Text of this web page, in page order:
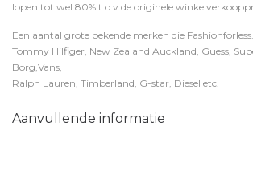
lopen tot wel 80% t.o.v de originele
Een aantal grote bekende merken die
Tommy Hilfiger, New Zealand Auckland, Guess,
Borg,Vans,
Ralph Lauren, Timberland, G-star, Diesel etc.
Aanvullende informatie